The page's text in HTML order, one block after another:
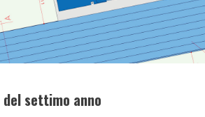
settimo anno